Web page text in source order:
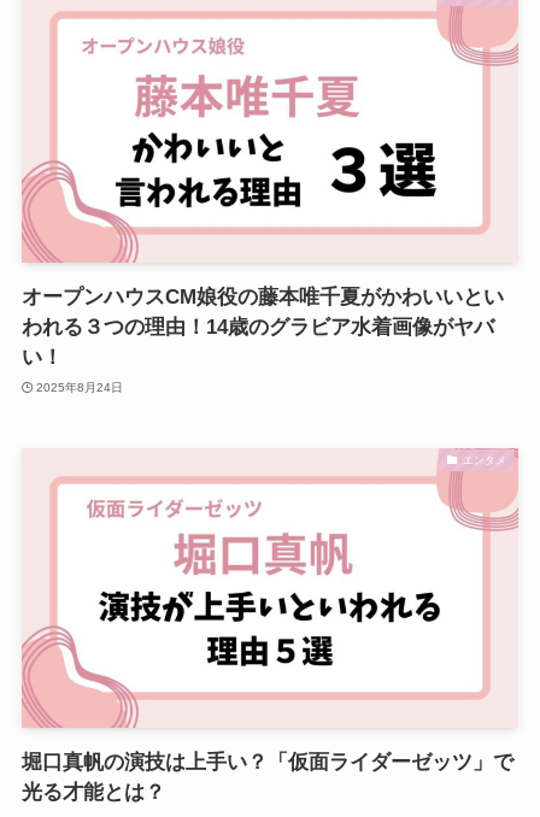
オープンハウスCM娘役の藤本唯千夏がかわいいとい
われる３つの理由！14歳のグラビア水着画像がヤバ
い！
2025年8月24日
エンタメ
堀口真帆の演技は上手い？「仮面ライダーゼッツ」で
光る才能とは？